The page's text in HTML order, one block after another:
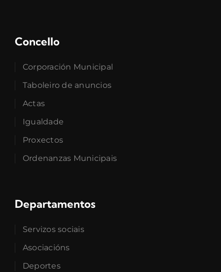
Concello
Corporación Municipal
Taboleiro de anuncios
Actas
Igualdade
Proxectos
Ordenanzas Municipais
Departamentos
Servizos sociais
Asociacións
Deportes